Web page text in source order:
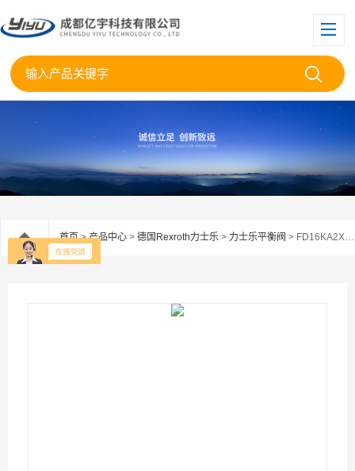
首页>产品中心 > 德国Rexroth力士乐 > 力士乐平衡阀 > FD16KA2X/B03V德国Rexroth力士乐平衡阀FD16KA2X库存现货